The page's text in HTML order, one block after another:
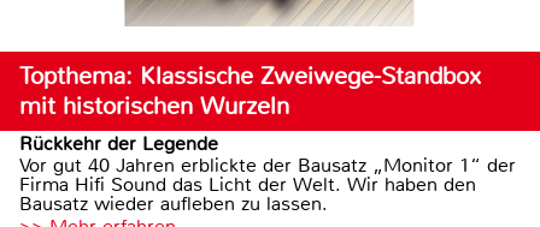
Topthema: Klassische Zweiwege-Standbox
mit historischen Wurzeln
Rückkehr der Legende
Vor gut 40 Jahren erblickte der Bausatz „Monitor 1“ der
Firma Hifi Sound das Licht der Welt. Wir haben den
Bausatz wieder aufleben zu lassen.